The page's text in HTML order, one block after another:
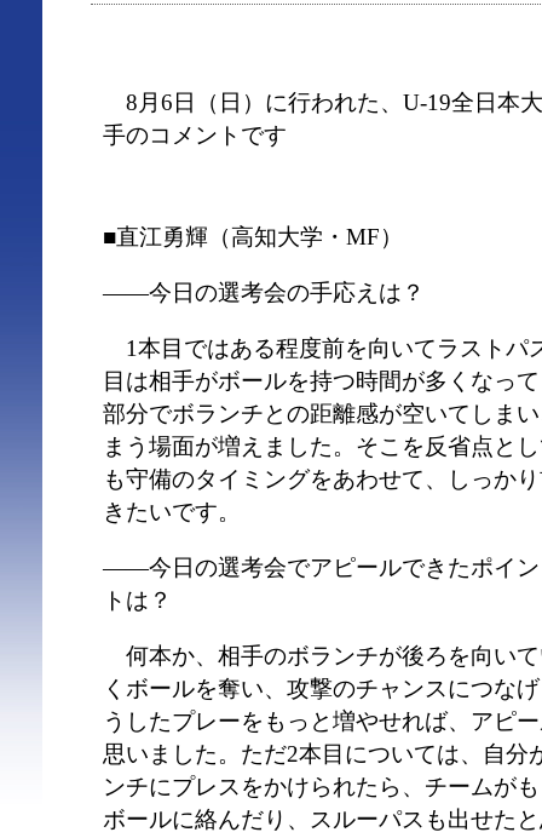
8月6日（日）に行われた、U-19全日本
手のコメントです
■直江勇輝（高知大学・MF）
――今日の選考会の手応えは？
1本目ではある程度前を向いてラストパ
目は相手がボールを持つ時間が多くなっ
部分でボランチとの距離感が空いてしま
まう場面が増えました。そこを反省点と
も守備のタイミングをあわせて、しっか
きたいです。
――今日の選考会でアピールできたポイ
トは？
何本か、相手のボランチが後ろを向い
くボールを奪い、攻撃のチャンスにつな
うしたプレーをもっと増やせれば、アピ
思いました。ただ2本目については、自分
ンチにプレスをかけられたら、チームが
ボールに絡んだり、スルーパスも出せた